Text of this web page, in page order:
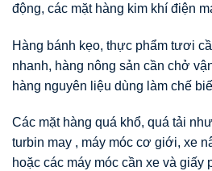
động, các mặt hàng kim khí điện
Hàng bánh kẹo, thực phẩm tươi
nhanh, hàng nông sản cần chở
hàng nguyên liệu dùng làm chế
Các mặt hàng quá khổ, quá tải
turbin may , máy móc cơ giới, xe
hoặc các máy móc cần xe và giấy